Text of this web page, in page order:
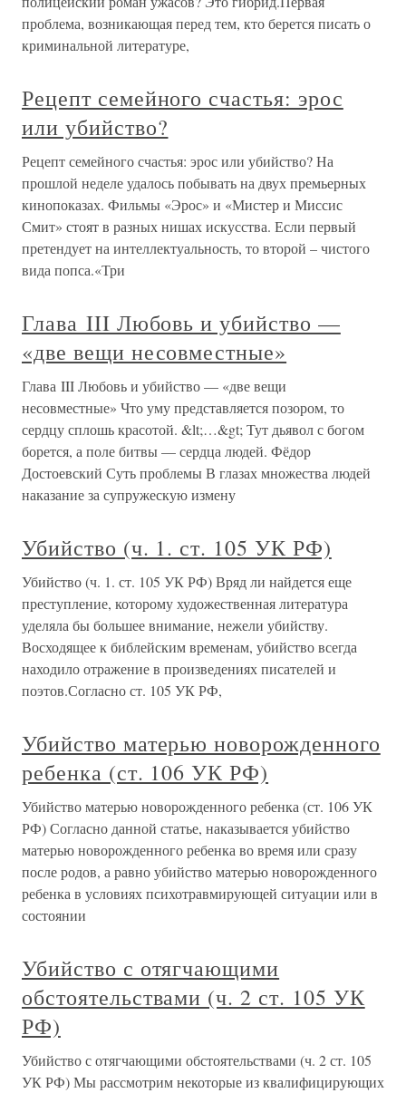
проблема, возникающая перед тем, кто берется писать о
криминальной литературе,
Рецепт семейного счастья: эрос
или убийство?
Рецепт семейного счастья: эрос или убийство? На
прошлой неделе удалось побывать на двух премьерных
кинопоказах. Фильмы «Эрос» и «Мистер и Миссис
Смит» стоят в разных нишах искусства. Если первый
претендует на интеллектуальность, то второй – чистого
вида попса.«Три
Глава III Любовь и убийство —
«две вещи несовместные»
Глава III Любовь и убийство — «две вещи
несовместные» Что уму представляется позором, то
сердцу сплошь красотой. &lt;…&gt; Тут дьявол с богом
борется, а поле битвы — сердца людей. Фёдор
Достоевский Суть проблемы В глазах множества людей
наказание за супружескую измену
Убийство (ч. 1. ст. 105 УК РФ)
Убийство (ч. 1. ст. 105 УК РФ) Вряд ли найдется еще
преступление, которому художественная литература
уделяла бы большее внимание, нежели убийству.
Восходящее к библейским временам, убийство всегда
находило отражение в произведениях писателей и
поэтов.Согласно ст. 105 УК РФ,
Убийство матерью новорожденного
ребенка (ст. 106 УК РФ)
Убийство матерью новорожденного ребенка (ст. 106 УК
РФ) Согласно данной статье, наказывается убийство
матерью новорожденного ребенка во время или сразу
после родов, а равно убийство матерью новорожденного
ребенка в условиях психотравмирующей ситуации или в
состоянии
Убийство с отягчающими
обстоятельствами (ч. 2 ст. 105 УК
РФ)
Убийство с отягчающими обстоятельствами (ч. 2 ст. 105
УК РФ) Мы рассмотрим некоторые из квалифицирующих